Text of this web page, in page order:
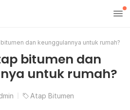
dan keunggulannya untuk rumah?
bitumen dan
untuk rumah?
Atap Bitumen